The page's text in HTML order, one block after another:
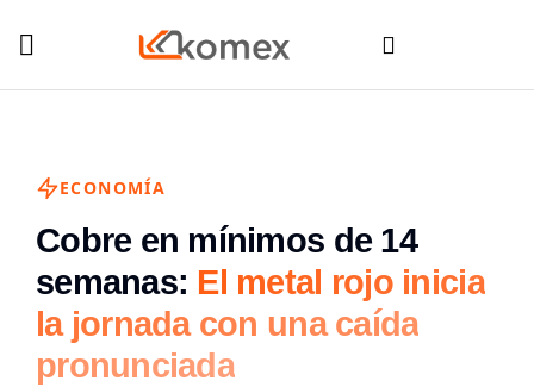
ECONOMÍA
Cobre en mínimos de 14
semanas: El metal rojo inicia
la jornada con una caída
pronunciada